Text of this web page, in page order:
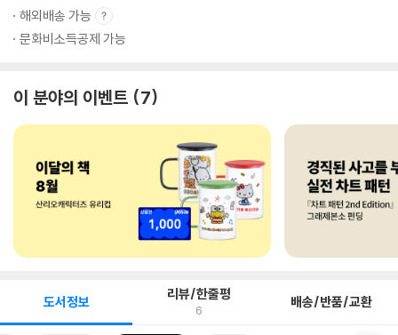
해외배송 가능
문화비소득공제 가능
이 분야의 이벤트 7
도서정보 리뷰/한줄평
6 배송/반품/교환